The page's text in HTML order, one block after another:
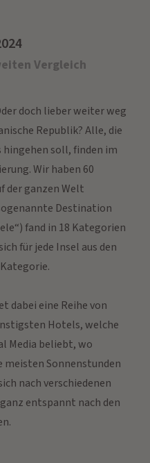
Vergleich
doch lieber weiter weg
Republik? Alle, die
hingehen soll, finden im
Wir haben 60
der ganzen Welt
Destination
fand in 18 Kategorien
für jede Insel aus den
dabei eine Reihe von
Hotels, welche
Media beliebt, wo
meisten Sonnenstunden
nach verschiedenen
entspannt nach den